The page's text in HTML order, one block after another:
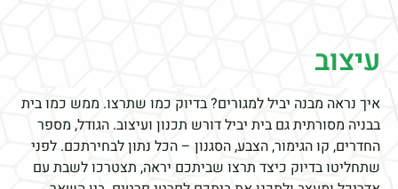
עיצוב
איך נראה מבנה יביל למגורים? בדיוק כמו שתרצו. ממש כמו בית
בבניה מסורתית גם בית יביל דורש תכנון ועיצוב. הגודל, מספר
החדרים, קו הגימור, הצבע, הסגנון – הכל נתון לבחירתכם. לפני
שתחליטו בדיוק כיצד תרצו שביתכם יראה, תצטרכו לשבת עם